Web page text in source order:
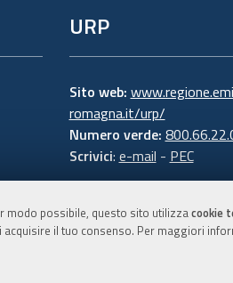
modo possibile, questo sito utilizzacookie
il tuo consenso. Per maggiori
URP
Sito web:
romagna.it/urp/
Numero verde:
Scrivici: e-mail - PEC